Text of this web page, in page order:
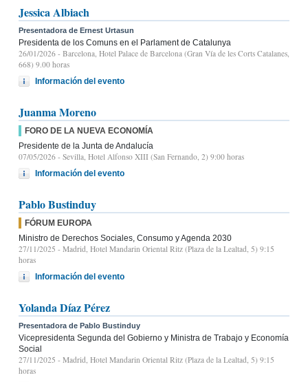
Jessica Albiach
Presentadora de Ernest Urtasun
Presidenta de los Comuns en el Parlament de Catalunya
26/01/2026 - Barcelona, Hotel Palace de Barcelona (Gran Vía de les Corts Catalanes,
668) 9.00 horas
Información del evento
Juanma Moreno
FORO DE LA NUEVA ECONOMÍA
Presidente de la Junta de Andalucía
07/05/2026 - Sevilla, Hotel Alfonso XIII (San Fernando, 2) 9:00 horas
Información del evento
Pablo Bustinduy
FÓRUM EUROPA
Ministro de Derechos Sociales, Consumo y Agenda 2030
27/11/2025 - Madrid, Hotel Mandarin Oriental Ritz (Plaza de la Lealtad, 5) 9:15
horas
Información del evento
Yolanda Díaz Pérez
Presentadora de Pablo Bustinduy
Vicepresidenta Segunda del Gobierno y Ministra de Trabajo y Economía
Social
27/11/2025 - Madrid, Hotel Mandarin Oriental Ritz (Plaza de la Lealtad, 5) 9:15
horas